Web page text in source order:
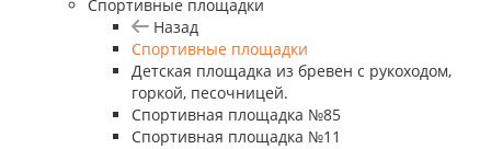
Спортивные площадки
Назад
Спортивные площадки
Детская площадка из бревен с рукоходом,
горкой, песочницей.
Спортивная площадка №85
Спортивная площадка №11